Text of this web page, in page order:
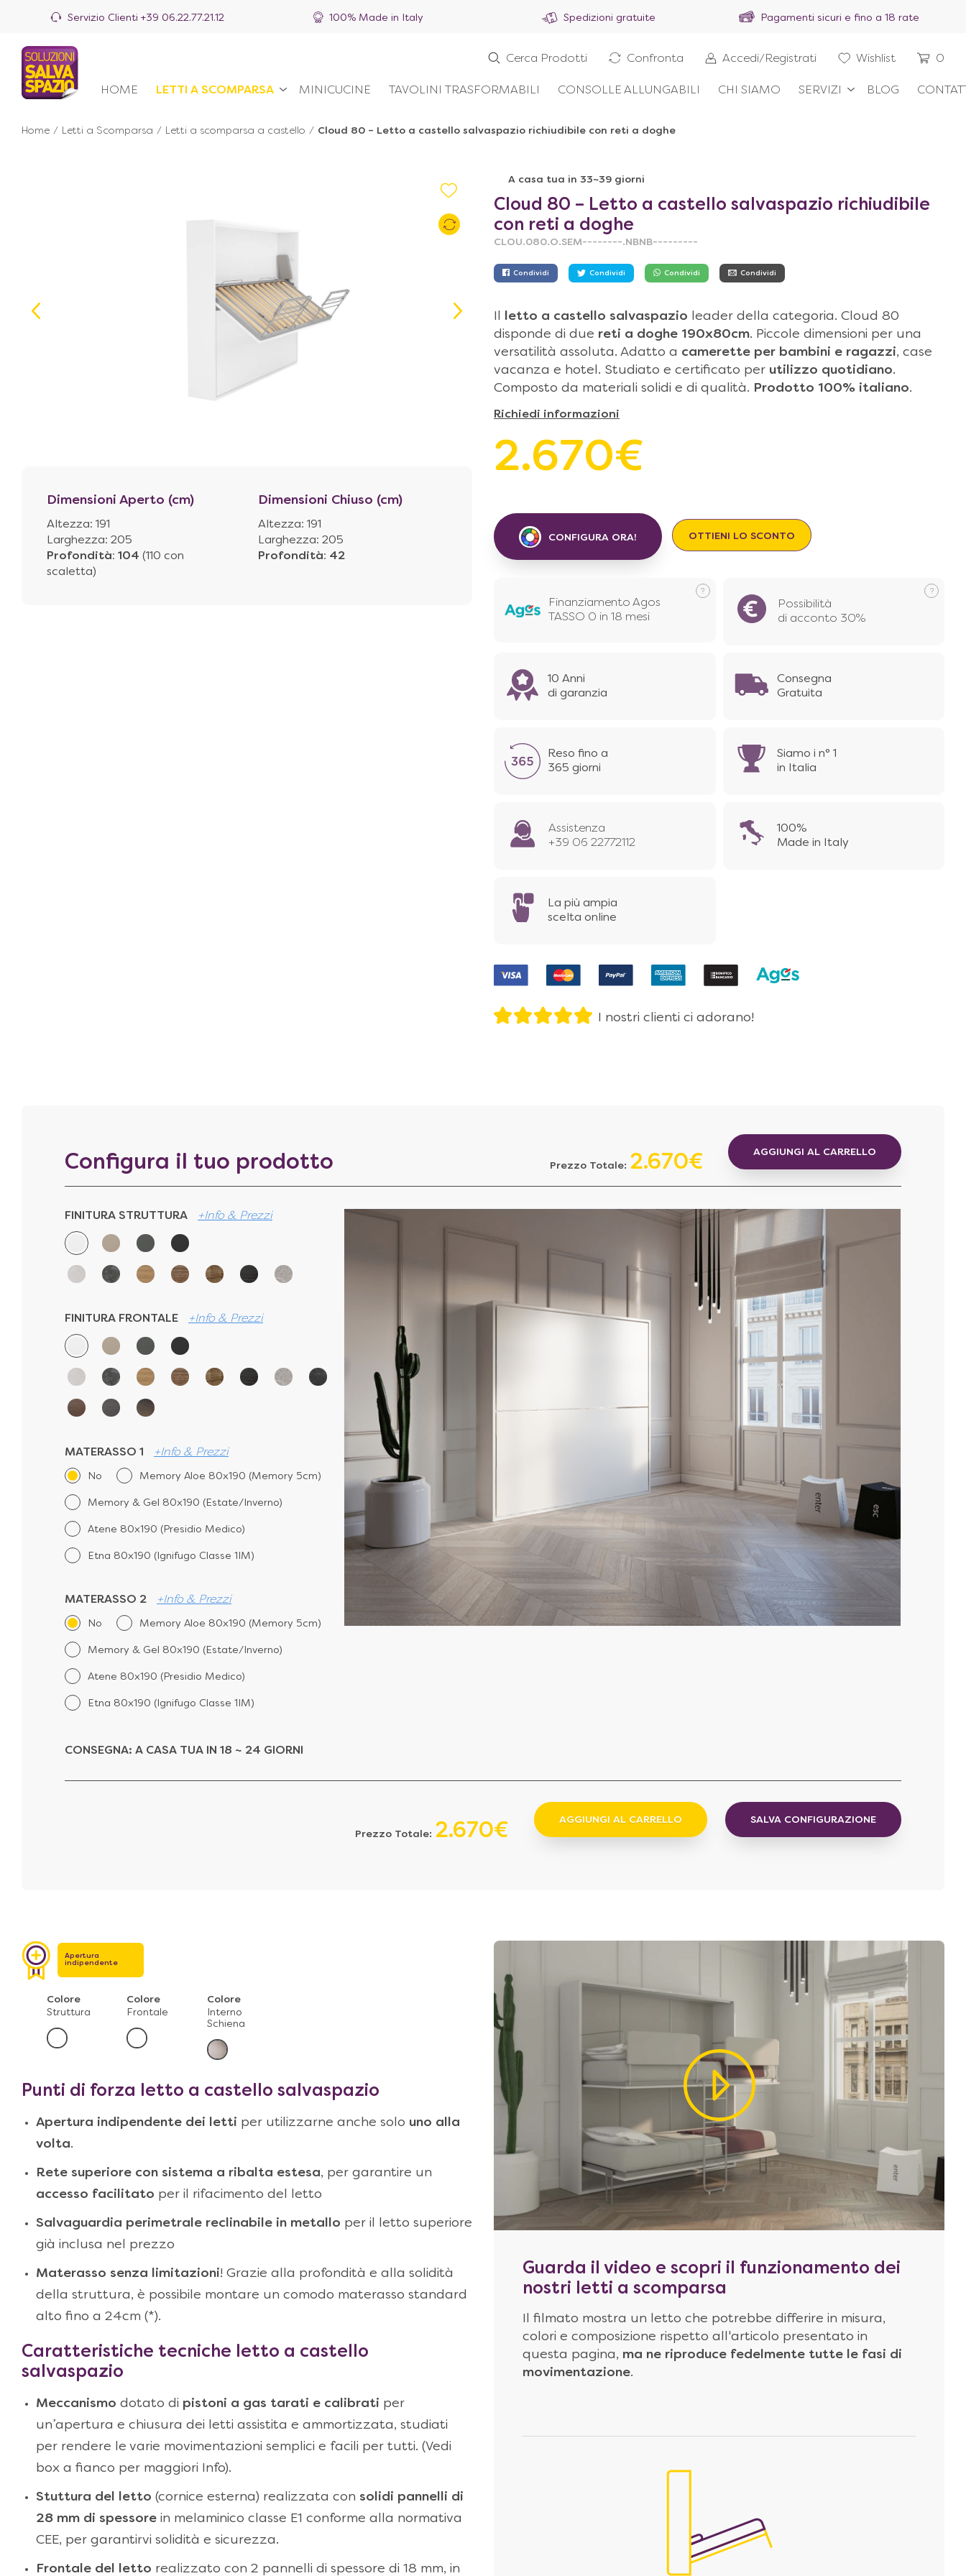
Servizio Clienti +39 06.22.77.21.12 100% Made in Italy Spedizioni gratuite Pagamenti sicuri e fino a 18 rate
HOME LETTI A SCOMPARSA MINICUCINE TAVOLINI TRASFORMABILI CONSOLLE ALLUNGABILI CHI SIAMO SERVIZI BLOG
Cerca Prodotti Confronta Accedi/Registrati Wishlist 0
Home / Letti a Scomparsa / Letti a scomparsa a castello / Cloud 80 – Letto a castello salvaspazio richiudibile con reti a doghe
Dimensioni Aperto (cm)
Altezza: 191
Larghezza: 205
Profondità: 104 (110 con
scaletta)
Dimensioni Chiuso (cm)
Altezza: 191
Larghezza: 205
Profondità: 42
A casa tua in 33~39 giorni
Cloud 80 – Letto a castello salvaspazio richiudibile
con reti a doghe
CLOU.080.O.SEM--------.NBNB---------
Condividi Condividi Condividi Condividi
letto a castello salvaspazio leader della categoria. Cloud 80
disponde di due reti a doghe 190x80cm. Piccole dimensioni per una
versatilità assoluta. Adatto a camerette per bambini e ragazzi, case
vacanza e hotel. Studiato e certificato per utilizzo quotidiano.
Composto da materiali solidi e di qualità. Prodotto 100% italiano.
Richiedi informazioni
2.670€
CONFIGURA ORA! OTTIENI LO SCONTO
Finanziamento Agos
TASSO 0 in 18 mesi
Possibilità
di acconto 30%
10 Anni
di garanzia
Consegna
Gratuita
Reso fino a
365 giorni
Siamo i n° 1
in Italia
Assistenza
+39 06 22772112
100%
Made in Italy
La più ampia
scelta online
I nostri clienti ci adorano!
Configura il tuo prodotto Prezzo Totale: 2.670€
AGGIUNGI AL CARRELLO
FINITURA STRUTTURA +Info & Prezzi
FINITURA FRONTALE +Info & Prezzi
MATERASSO 1 +Info & Prezzi
No Memory Aloe 80x190 (Memory 5cm)
Memory & Gel 80x190 (Estate/Inverno)
Atene 80x190 (Presidio Medico)
Etna 80x190 (Ignifugo Classe 1IM)
MATERASSO 2 +Info & Prezzi
No Memory Aloe 80x190 (Memory 5cm)
Memory & Gel 80x190 (Estate/Inverno)
Atene 80x190 (Presidio Medico)
Etna 80x190 (Ignifugo Classe 1IM)
CONSEGNA: A CASA TUA IN 18 ~ 24 GIORNI
Prezzo Totale: 2.670€
AGGIUNGI AL CARRELLO SALVA CONFIGURAZIONE
Apertura
indipendente
Colore
Struttura
Colore
Frontale
Colore
Interno
Schiena
Punti di forza letto a castello salvaspazio
Apertura indipendente dei letti per utilizzarne anche solo uno alla
volta.
Rete superiore con sistema a ribalta estesa, per garantire un
accesso facilitato per il rifacimento del letto
Salvaguardia perimetrale reclinabile in metallo per il letto superiore
già inclusa nel prezzo
Materasso senza limitazioni! Grazie alla profondità e alla solidità
della struttura, è possibile montare un comodo materasso standard
alto fino a 24cm (*).
Caratteristiche tecniche letto a castello
salvaspazio
Meccanismo dotato di pistoni a gas tarati e calibrati per
un’apertura e chiusura dei letti assistita e ammortizzata, studiati
per rendere le varie movimentazioni semplici e facili per tutti. (Vedi
box a fianco per maggiori Info).
Stuttura del letto (cornice esterna) realizzata con solidi pannelli di
28 mm di spessore in melaminico classe E1 conforme alla normativa
CEE, per garantirvi solidità e sicurezza.
Frontale del letto realizzato con 2 pannelli di spessore di 18 mm, in
Guarda il video e scopri il funzionamento dei
nostri letti a scomparsa
Il filmato mostra un letto che potrebbe differire in misura,
colori e composizione rispetto all'articolo presentato in
questa pagina, ma ne riproduce fedelmente tutte le fasi di
movimentazione.